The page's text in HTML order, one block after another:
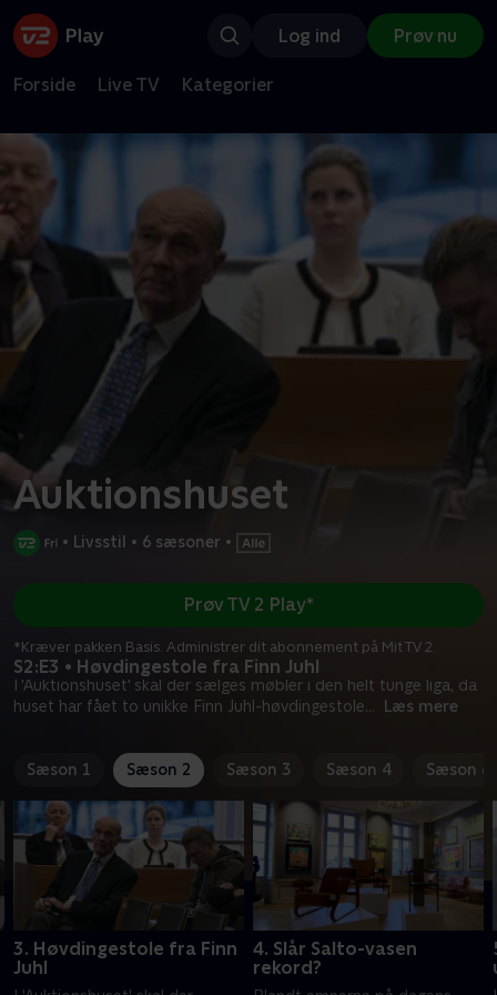
Log ind Prøv nu
Forside Live TV Kategorier
Auktionshuset
• Livsstil • 6 sæsoner •
S2:E3 • Høvdingestole fra Finn Juhl
I 'Auktionshuset' skal der sælges møbler i den helt tunge liga, da
huset har fået to unikke Finn Juhl-høvdingestole... Læs mere
Prøv TV 2 Play*
*Kræver pakken Basis. Administrer dit abonnement på Mit TV 2.
Sæson 1 Sæson 2 Sæson 3 Sæson 4 Sæson 6
3. Høvdingestole fra Finn
Juhl
4. Slår Salto-vasen
rekord?